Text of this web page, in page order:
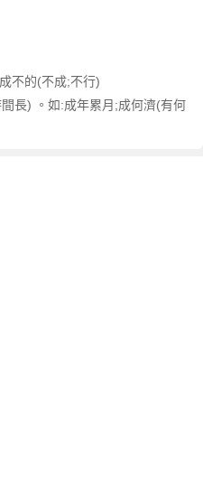
不的(不成;不行)
長) 。如:成年累月;成何濟(有何